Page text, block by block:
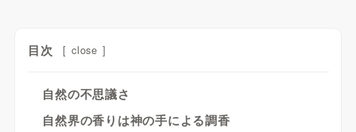
目次 [ close ]
自然の不思議さ
自然界の香りは神の手による調香